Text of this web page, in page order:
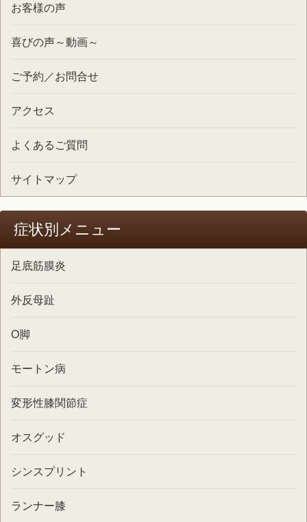
お客様の声
喜びの声～動画～
ご予約／お問合せ
アクセス
よくあるご質問
サイトマップ
症状別メニュー
足底筋膜炎
外反母趾
O脚
モートン病
変形性膝関節症
オスグッド
シンスプリント
ランナー膝